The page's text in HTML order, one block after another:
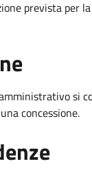
prevista per
si
concessione.